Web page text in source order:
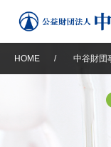
HOME / 中谷財団